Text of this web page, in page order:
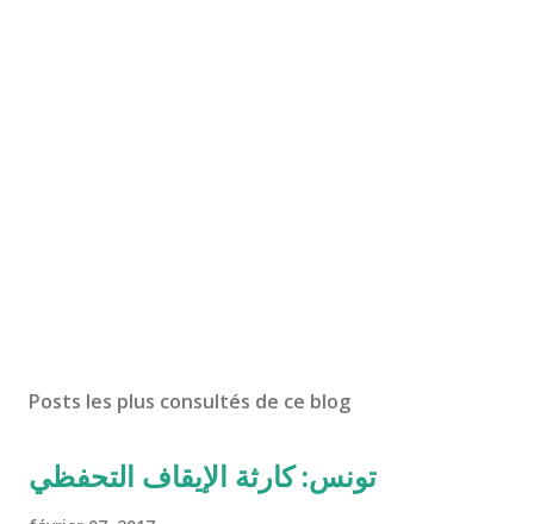
Posts les plus consultés de ce blog
تونس: كارثة الإيقاف التحفظي